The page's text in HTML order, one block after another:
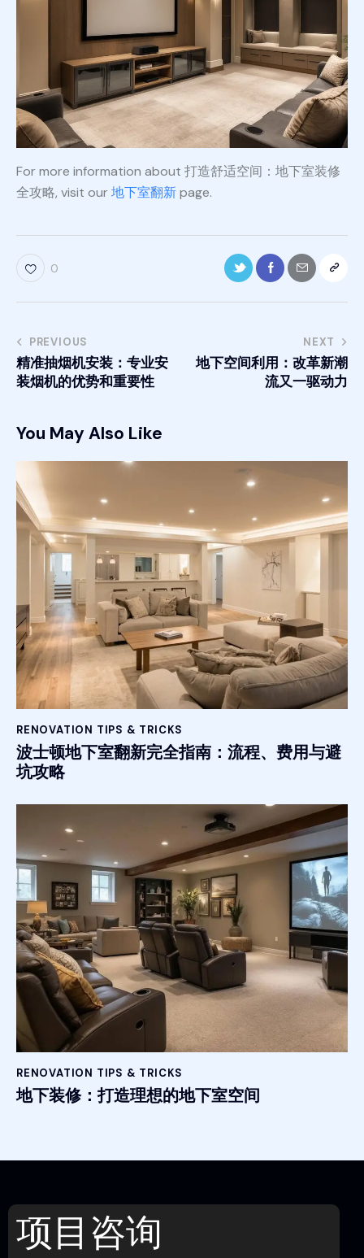
For more information about 打造舒适空间：地下室装修
全攻略, visit our地下室翻新page.
0
PREVIOUS
精准抽烟机安装：专业安
装烟机的优势和重要性
NEXT
地下空间利用：改革新潮
流又一驱动力
You May Also Like
RENOVATION TIPS & TRICKS
波士顿地下室翻新完全指南：流程、费用与避
坑攻略
RENOVATION TIPS & TRICKS
地下装修：打造理想的地下室空间
项目咨询